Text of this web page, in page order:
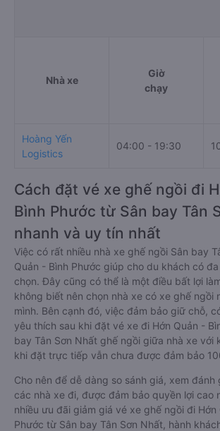
Nhà xe
Giờ
chạy
Hoàng Yến
Logistics
04:00 - 19:30
Cách đặt vé xe ghế ngồi đi
Bình Phước từ Sân bay Tân
nhanh và uy tín nhất
Việc có rất nhiều nhà xe ghế ngồi Sân bay
Quản - Bình Phước giúp cho du khách có
chọn. Đây cũng có thể là một điều bất lợi
không biết nên chọn nhà xe có xe ghế ngồi
mình. Bên cạnh đó, việc đảm bảo giữ chỗ,
yêu thích sau khi đặt vé xe đi Hớn Quản -
bay Tân Sơn Nhất ghế ngồi giữa nhà xe với
khi đặt trực tiếp vẫn chưa được đảm bảo
Cho nên để dễ dàng so sánh giá, xem đánh
các nhà xe đi, được đảm bảo quyền lợi cao
nhiều ưu đãi giảm giá vé xe ghế ngồi đi Hớn
Phước từ Sân bay Tân Sơn Nhất, hành